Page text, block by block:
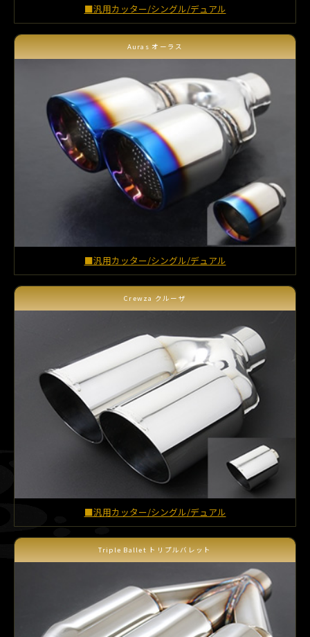
■汎用カッター/シングル/デュアル
Auras オーラス
■汎用カッター/シングル/デュアル
Crewza クルーザ
■汎用カッター/シングル/デュアル
Triple Ballet トリプルバレット